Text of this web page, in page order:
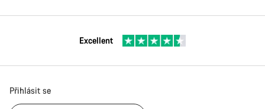
Excellent
Přihlásit se